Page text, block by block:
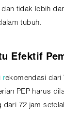
tidak lebih
tubuh.
Efektif
rekomendasi dari
PEP harus
dari 72 jam